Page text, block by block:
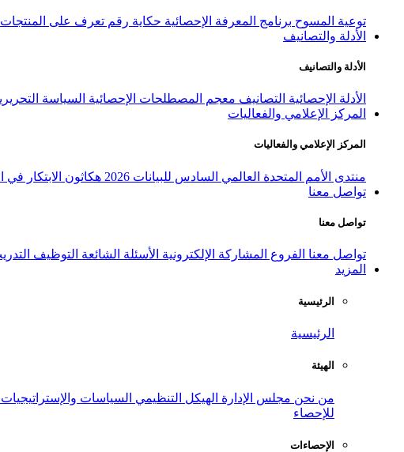
توعية المسوح برنامج المعرفة الإحصائية حكاية رقم تعرف على المنتجات
الأدلة والتصانيف
الأدلة والتصانيف
الأدلة الإحصائية التصانيف معجم المصطلحات الإحصائية السياسة
المركز الإعلامي والفعاليات
المركز الإعلامي والفعاليات
منتدى الأمم المتحدة العالمي السادس للبيانات 2026 هكاثون الابتكار في
تواصل معنا
تواصل معنا
تواصل معنا الفروع المشاركة الإلكترونية الأسئلة الشائعة التوظيف
المزيد
الرئيسية
الرئيسية
الهيئة
من نحن مجلس الإدارة الهيكل التنظيمي السياسات والإستراتيجيات
للإحصاء
الإحصاءات